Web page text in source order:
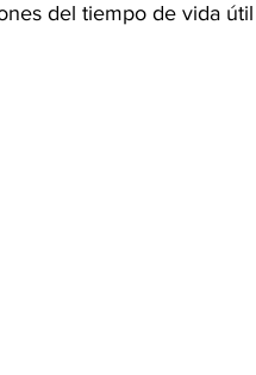
del tiempo de vida útil